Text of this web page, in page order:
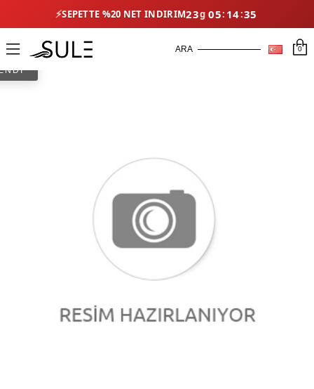
⚡SEPETTE %20 NET İNDIRIM23 05 14 34
0